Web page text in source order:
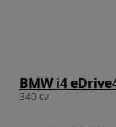
BMW i4
340 cv